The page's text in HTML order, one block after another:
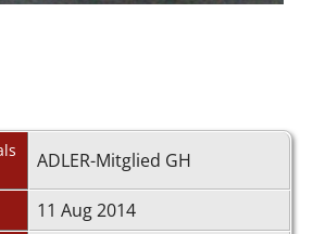
ADLER-Mitglied GH
11 Aug 2014